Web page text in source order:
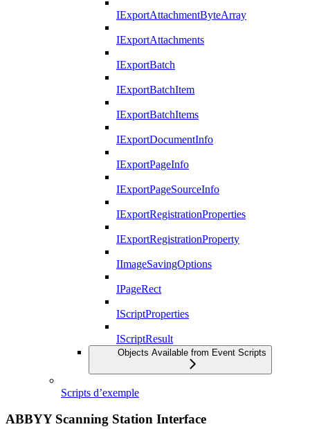
IExportAttachmentByteArray
IExportAttachments
IExportBatch
IExportBatchItem
IExportBatchItems
IExportDocumentInfo
IExportPageInfo
IExportPageSourceInfo
IExportRegistrationProperties
IExportRegistrationProperty
IImageSavingOptions
IPageRect
IScriptProperties
IScriptResult
Objects Available from Event Scripts
Scripts d’exemple
ABBYY Scanning Station Interface